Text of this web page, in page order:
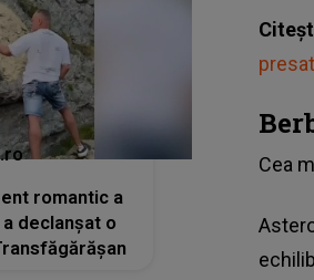
Cea
romantic a
declanșat o